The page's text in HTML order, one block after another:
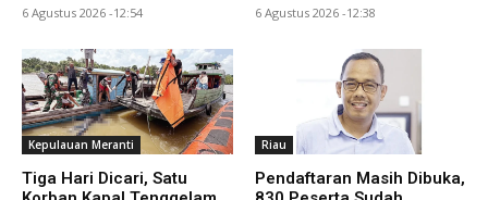
6 Agustus 2026 -12:54 6 Agustus 2026 -12:38
Kepulauan Meranti
Tiga Hari Dicari, Satu
Riau
Pendaftaran Masih Dibuka,